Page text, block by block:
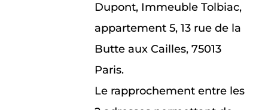
Dupont, Immeuble Tolbiac,
appartement 5, 13 rue de la
Butte aux Cailles, 75013
Paris.
Le rapprochement entre les